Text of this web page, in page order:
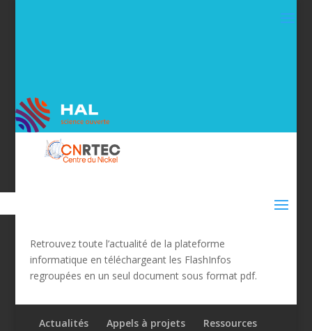
Retrouvez toute l’actualité de la plateforme
informatique en téléchargeant les FlashInfos
regroupées en un seul document sous format pdf.
Actualités Appels à projets
Ressources